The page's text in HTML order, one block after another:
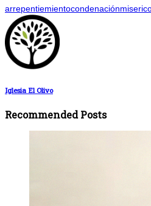
arrepentiemientocondenación
Iglesia El Olivo
Recommended Posts